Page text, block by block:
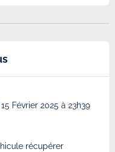
15 Février 2025 à 23h39
récupérer